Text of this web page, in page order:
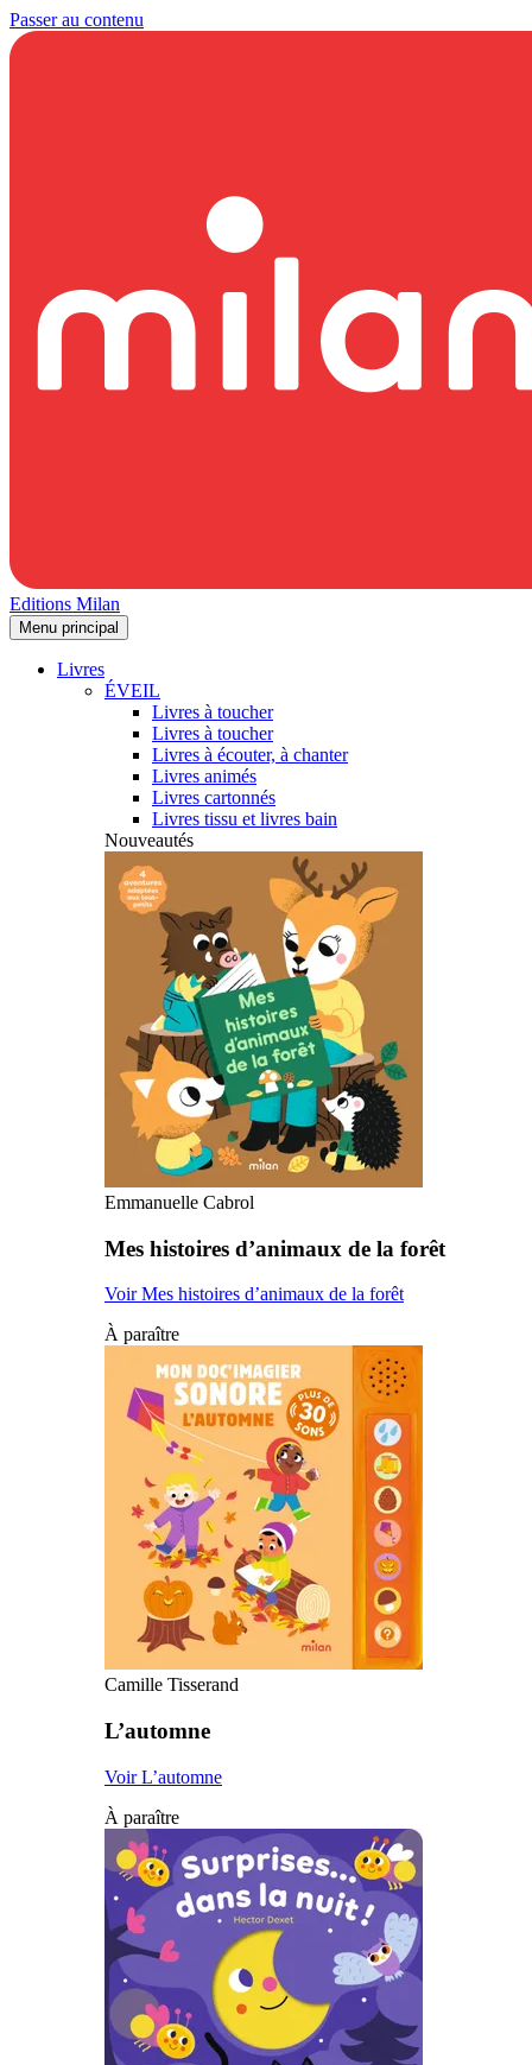
Passer au contenu
Editions Milan
Menu principal
Livres
ÉVEIL
Livres à toucher
Livres à toucher
Livres à écouter, à chanter
Livres animés
Livres cartonnés
Livres tissu et livres bain
Nouveautés
Emmanuelle Cabrol
Mes histoires d’animaux de la forêt
Voir Mes histoires d’animaux de la forêt
À paraître
Camille Tisserand
L’automne
Voir L’automne
À paraître